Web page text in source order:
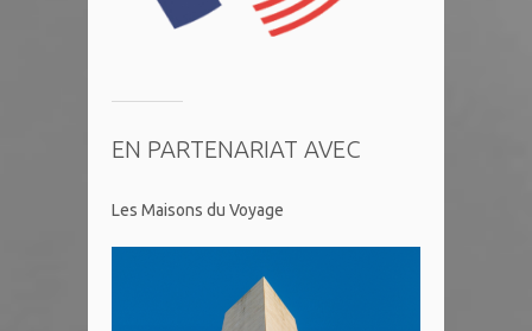
EN PARTENARIAT AVEC
Les Maisons du Voyage